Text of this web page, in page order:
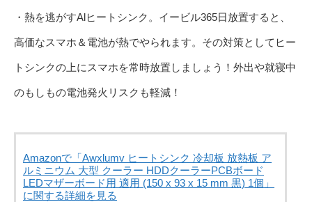
・熱を逃がすAlヒートシンク。イービル365日放置すると、
高価なスマホ＆電池が熱でやられます。その対策としてヒー
トシンクの上にスマホを常時放置しましょう！外出や就寝中
のもしもの電池発火リスクも軽減！
Amazonで「Awxlumv ヒートシンク 冷却板 放熱板 ア
ルミニウム 大型 クーラー HDDクーラーPCBボード
LEDマザーボード用 適用 (150 x 93 x 15 mm 黒) 1個」
に関する詳細を見る